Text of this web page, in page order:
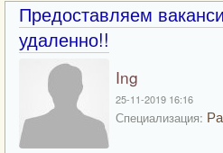
Предоставляем
удаленно!!
Ing
25-11-2019 16:16
Специализация: